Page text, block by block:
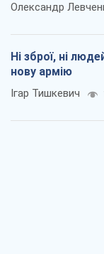
Олександр
Ні зброї, ні
нову армію
Ігар Тишкевич